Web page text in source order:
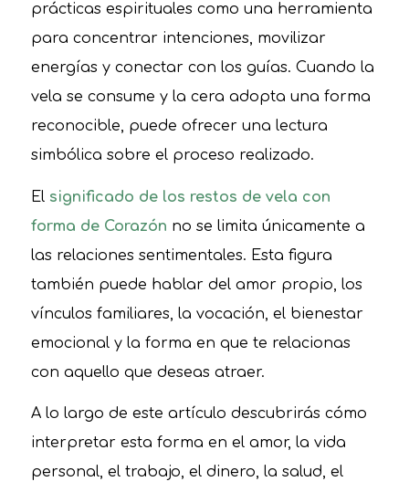
prácticas espirituales como una herramienta
para concentrar intenciones, movilizar
energías y conectar con los guías. Cuando la
vela se consume y la cera adopta una forma
reconocible, puede ofrecer una lectura
simbólica sobre el proceso realizado.
El significado de los restos de vela con
forma de Corazón no se limita únicamente a
las relaciones sentimentales. Esta figura
también puede hablar del amor propio, los
vínculos familiares, la vocación, el bienestar
emocional y la forma en que te relacionas
con aquello que deseas atraer.
A lo largo de este artículo descubrirás cómo
interpretar esta forma en el amor, la vida
personal, el trabajo, el dinero, la salud, el